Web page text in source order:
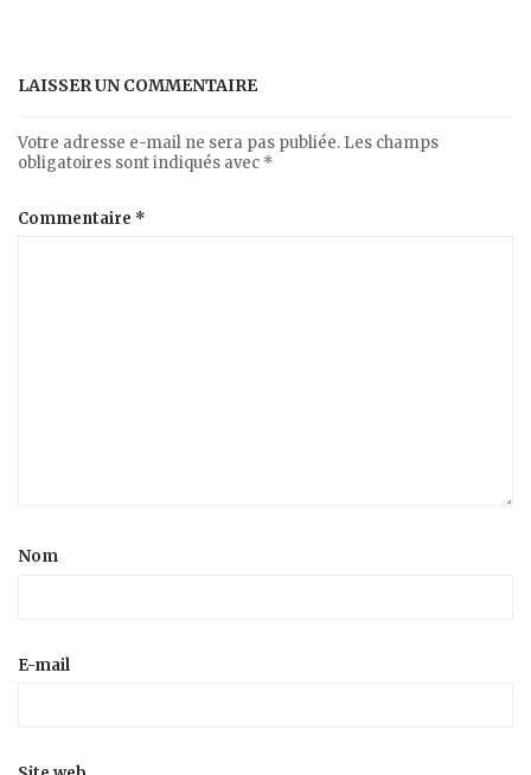
LAISSER UN COMMENTAIRE
Votre adresse e-mail ne sera pas publiée. Les champs
obligatoires sont indiqués avec *
Commentaire *
Nom
E-mail